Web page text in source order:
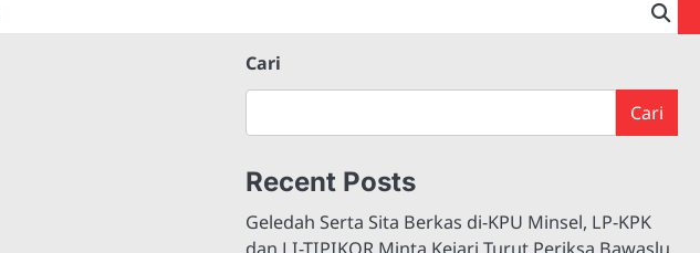
Cari
Cari
Recent Posts
Geledah Serta Sita Berkas di-KPU Minsel, LP-KPK